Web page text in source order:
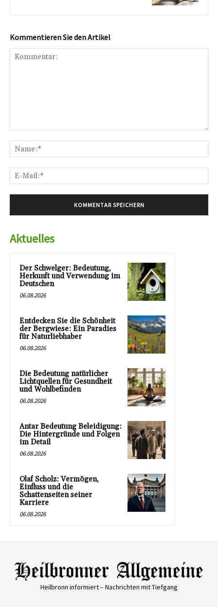
Kommentieren Sie den Artikel
Aktuelles
Der Schwelger: Bedeutung,
Herkunft und Verwendung im
Deutschen
06.08.2026
Entdecken Sie die Schönheit
der Bergwiese: Ein Paradies
für Naturliebhaber
06.08.2026
Die Bedeutung natürlicher
Lichtquellen für Gesundheit
und Wohlbefinden
06.08.2026
Antar Bedeutung Beleidigung:
Die Hintergründe und Folgen
im Detail
06.08.2026
Olaf Scholz: Vermögen,
Einfluss und die
Schattenseiten seiner
Karriere
06.08.2026
Heilbronn informiert – Nachrichten mit Tiefgang